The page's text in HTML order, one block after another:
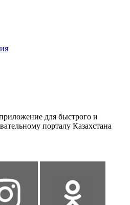
для быстрого и
порталу Казахстана